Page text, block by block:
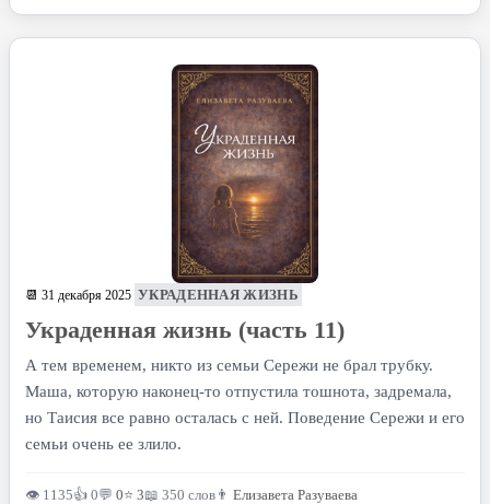
📆 31 декабря 2025 УКРАДЕННАЯ ЖИЗНЬ
Украденная жизнь (часть 11)
А тем временем, никто из семьи Сережи не брал трубку.
Маша, которую наконец-то отпустила тошнота, задремала,
но Таисия все равно осталась с ней. Поведение Сережи и его
семьи очень ее злило.
👁 1135👍 0💬 0⭐ 3📖 350 слов 👨 Елизавета Разуваева